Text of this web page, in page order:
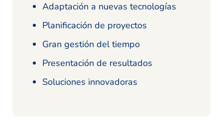
Adaptación a nuevas tecnologías
Planificación de proyectos
Gran gestión del tiempo
Presentación de resultados
Soluciones innovadoras